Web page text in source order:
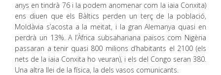
anys en tindrà 76 i la podem anomenar com la iaia Conxita)
ens diuen que els Bàltics perden un terç de la població,
Moldàvia s’acosta a la meitat, i la gran Alemanya quasi en
perdrà un 13%. A l’Àfrica subsahariana països com Nigèria
passaran a tenir quasi 800 milions d’habitants el 2100 (els
nets de la iaia Conxita ho veuran), i els del Congo seran 380.
Una altra llei de la física, la dels vasos comunicants.